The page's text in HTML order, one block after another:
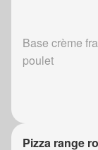
Base crème
poulet
Pizza range